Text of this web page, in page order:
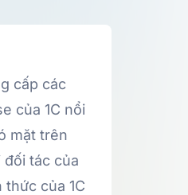
cấp các
của 1C nổi
mặt trên
đối tác của
thức của 1C